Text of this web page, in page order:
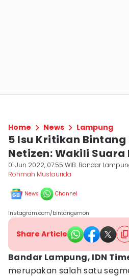
Home News Lampung
5 Isu Kritikan Bintang
Netizen: Wakili Suara
01 Jun 2022, 07:55 WIB Bandar
Rohmah Mustaurida
News Channel
Instagram.com/bintangemon
Share Article
Bandar Lampung, IDN
merupakan salah satu